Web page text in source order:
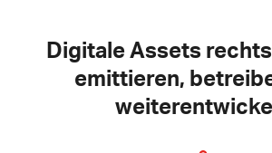
Digitale Assets
emittieren,